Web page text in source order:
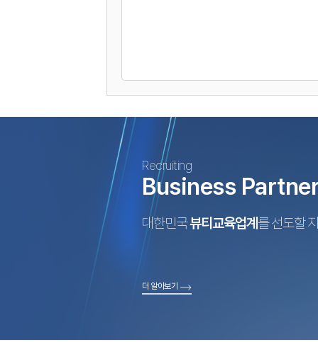
Recruiting
Business
대한민국뷰티교육업계 를 선도할
더 알아보기